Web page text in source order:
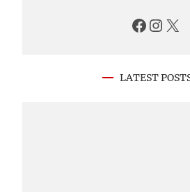
Facebook Instagram X
LATEST